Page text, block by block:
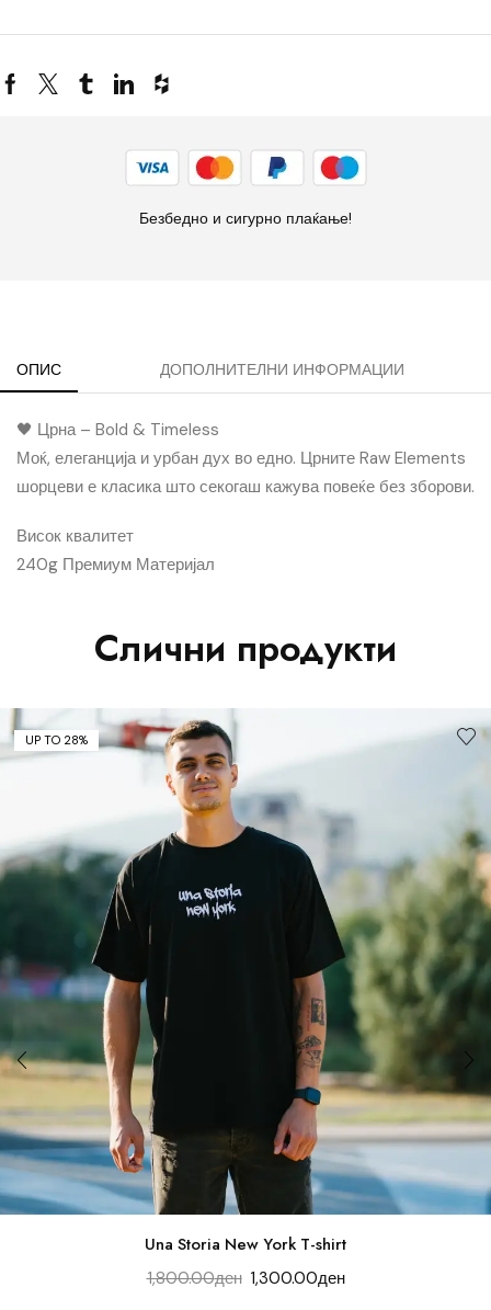
Безбедно и сигурно плаќање!
ОПИС ДОПОЛНИТЕЛНИ ИНФОРМАЦИИ
🖤 Црна – Bold & Timeless
Моќ, елеганција и урбан дух во едно. Црните Raw Elements
шорцеви е класика што секогаш кажува повеќе без зборови.
Висок квалитет
240g Премиум Материјал
Слични продукти
UP TO 28%
Una Storia New York T-shirt
1,800.00ден 1,300.00ден